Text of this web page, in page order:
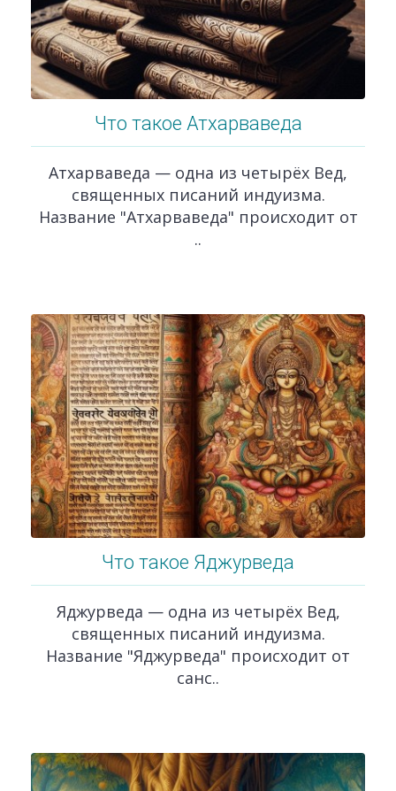
Что такое Атхарваведа
Атхарваведа — одна из четырёх Вед,
священных писаний индуизма.
Название "Атхарваведа" происходит от
..
Что такое Яджурведа
Яджурведа — одна из четырёх Вед,
священных писаний индуизма.
Название "Яджурведа" происходит от
санс..